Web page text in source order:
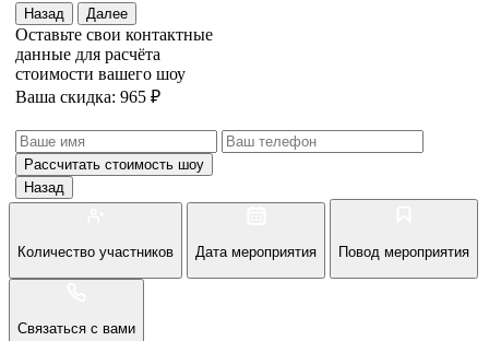
Назад Далее
Оставьте свои контактные
данные для расчёта
стоимости вашего шоу
Ваша скидка: 965 ₽
Рассчитать стоимость шоу
Назад
Количество участников Дата мероприятия Повод мероприятия
Связаться с вами